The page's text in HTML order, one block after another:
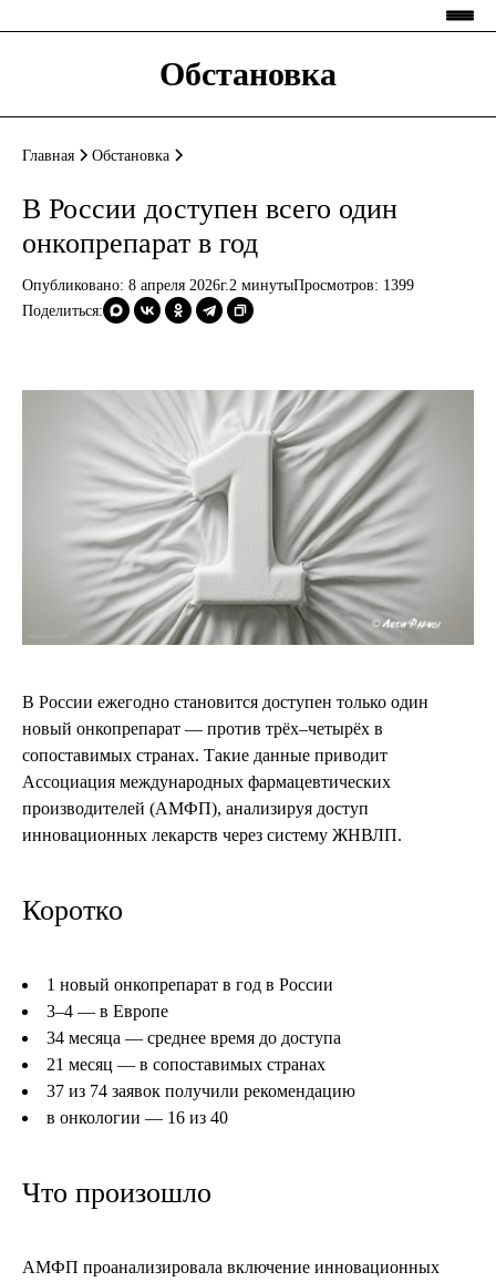
Обстановка
Главная Обстановка
В России доступен всего один
онкопрепарат в год
Опубликовано: 8 апреля 2026г.2 минутыПросмотров: 1399
Поделиться:
В России ежегодно становится доступен только один
новый онкопрепарат — против трёх–четырёх в
сопоставимых странах. Такие данные приводит
Ассоциация международных фармацевтических
производителей (АМФП), анализируя доступ
инновационных лекарств через систему ЖНВЛП.
Коротко
1 новый онкопрепарат в год в России
3–4 — в Европе
34 месяца — среднее время до доступа
21 месяц — в сопоставимых странах
37 из 74 заявок получили рекомендацию
в онкологии — 16 из 40
Что произошло
АМФП проанализировала включение инновационных